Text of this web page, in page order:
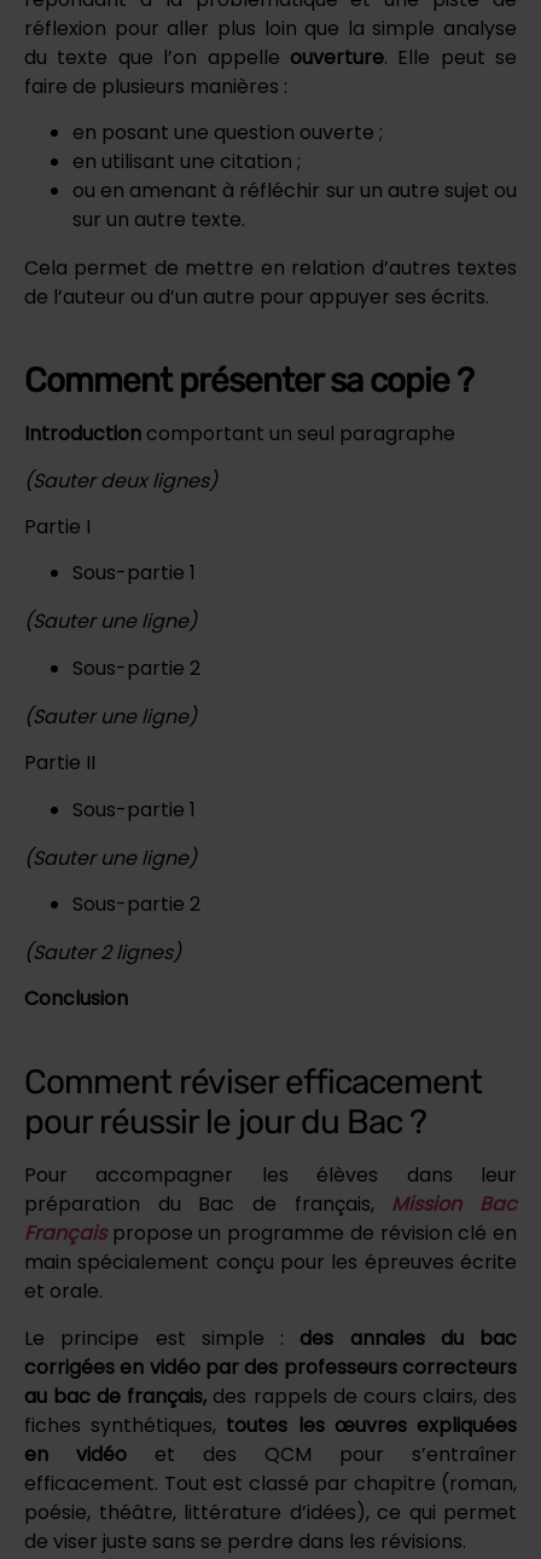
réflexion pour aller plus loin que la simple analyse
du texte que l’on appelle ouverture. Elle peut se
faire de plusieurs manières :
en posant une question ouverte ;
en utilisant une citation ;
ou en amenant à réfléchir sur un autre sujet ou
sur un autre texte.
Cela permet de mettre en relation d’autres textes
de l’auteur ou d’un autre pour appuyer ses écrits.
Comment présenter sa copie ?
Introduction comportant un seul paragraphe
(Sauter deux lignes)
Partie I
Sous-partie 1
(Sauter une ligne)
Sous-partie 2
(Sauter une ligne)
Partie II
Sous-partie 1
(Sauter une ligne)
Sous-partie 2
(Sauter 2 lignes)
Conclusion
Comment réviser efficacement
pour réussir le jour du Bac ?
Pour accompagner les élèves dans leur
préparation du Bac de français, Mission Bac
Françaispropose un programme de révision clé en
main spécialement conçu pour les épreuves écrite
et orale.
Le principe est simple : des annales du bac
corrigées en vidéo par des professeurs correcteurs
au bac de français, des rappels de cours clairs, des
fiches synthétiques, toutes les œuvres expliquées
en vidéo et des QCM pour s’entraîner
efficacement. Tout est classé par chapitre (roman,
poésie, théâtre, littérature d’idées), ce qui permet
de viser juste sans se perdre dans les révisions.